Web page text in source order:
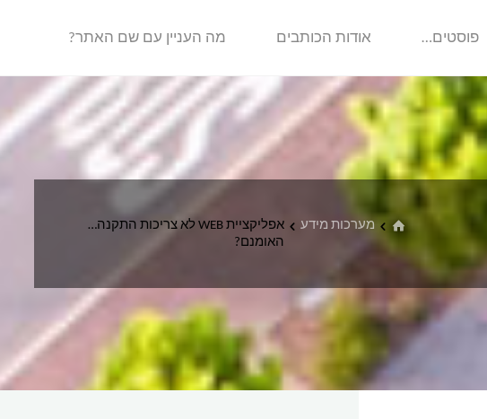
פוסטים… אודות הכותבים מה העניין עם שם האתר?
ביתמערכות מידע
אפליקציית WEB לא צריכות התקנה…
האומנם?